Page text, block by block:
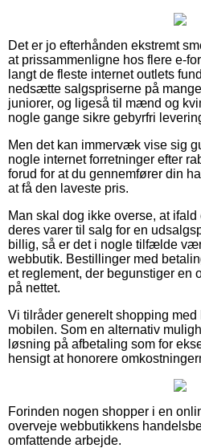
Det er jo efterhånden ekstremt
at prissammenligne hos flere e-
langt de fleste internet outlets
nedsætte salgspriserne på
juniorer, og ligeså til mænd og
nogle gange sikre gebyrfri
Men det kan immervæk vise sig
nogle internet forretninger efter
forud for at du gennemfører din
at få den laveste pris.
Man skal dog ikke overse, at
deres varer til salg for en
billig, så er det i nogle tilfælde
webbutik. Bestillinger med
et reglement, der begunstiger en
på nettet.
Vi tilråder generelt shopping med
mobilen. Som en alternativ
løsning på afbetaling som for
hensigt at honorere
Forinden nogen shopper i en
overveje webbutikkens
omfattende arbejde.